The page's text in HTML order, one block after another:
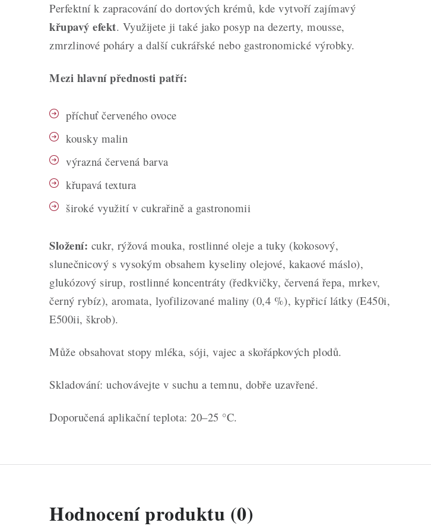
Perfektní k zapracování do dortových krémů, kde vytvoří zajímavý
křupavý efekt. Využijete ji také jako posyp na dezerty, mousse,
zmrzlinové poháry a další cukrářské nebo gastronomické výrobky.
Mezi hlavní přednosti patří:
příchuť červeného ovoce
kousky malin
výrazná červená barva
křupavá textura
široké využití v cukrařině a gastronomii
Složení: cukr, rýžová mouka, rostlinné oleje a tuky (kokosový,
slunečnicový s vysokým obsahem kyseliny olejové, kakaové máslo),
glukózový sirup, rostlinné koncentráty (ředkvičky, červená řepa, mrkev,
černý rybíz), aromata, lyofilizované maliny (0,4 %), kypřicí látky (E450i,
E500ii, škrob).
Může obsahovat stopy mléka, sóji, vajec a skořápkových plodů.
Skladování: uchovávejte v suchu a temnu, dobře uzavřené.
Doporučená aplikační teplota: 20–25 °C.
Hodnocení produktu (0)
V